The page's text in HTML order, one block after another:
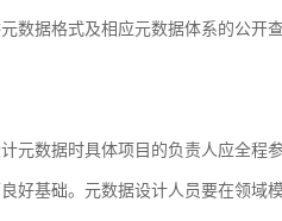
数据格式及相应元数据体系的公开
元数据时具体项目的负责人应全程
好基础。元数据设计人员要在领域